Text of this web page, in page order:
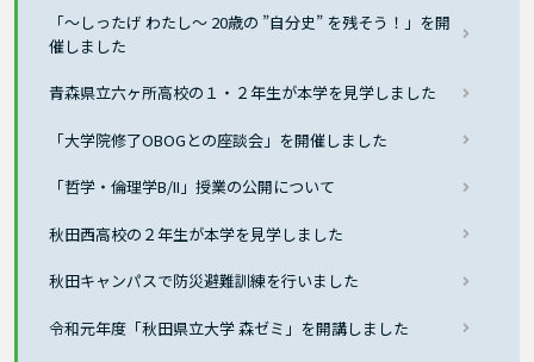
「～しったげ わたし～ 20歳の ”自分史” を残そう！」を開
催しました
青森県立六ヶ所高校の１・２年生が本学を見学しました
「大学院修了OBOGとの座談会」を開催しました
「哲学・倫理学B/II」授業の公開について
秋田西高校の２年生が本学を見学しました
秋田キャンパスで防災避難訓練を行いました
令和元年度「秋田県立大学 森ゼミ」を開講しました